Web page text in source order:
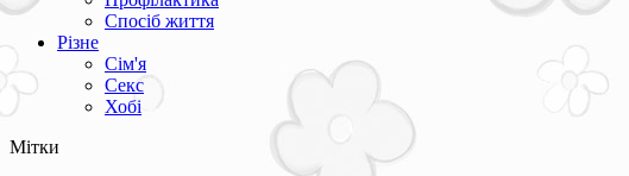
Спосіб життя
Різне
Сім'я
Секс
Хобі
Мітки